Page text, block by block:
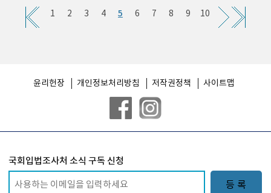
1 2 3 4 5 6 7 8 9 10
윤리헌장 개인정보처리방침 저작권정책 사이트맵
국회입법조사처 소식 구독 신청
등 록